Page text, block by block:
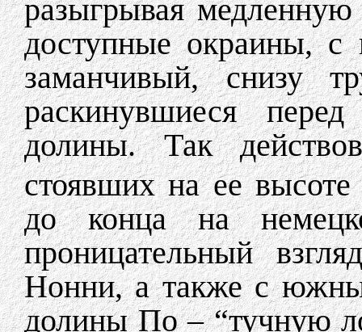
разыгрывая
доступные окраины, с
заманчивый, снизу
раскинувшиеся
долины. Так
стоявших на ее высоте
до конца на
проницательный
Нонни, а также с
долины По – “тучную